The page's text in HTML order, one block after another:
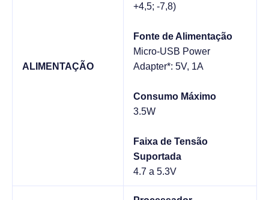
ALIMENTAÇÃO
+4,5; -7,8)
Fonte de Alimentação
Micro-USB Power
Adapter*: 5V, 1A
Consumo Máximo
3.5W
Faixa de Tensão
Suportada
4.7 a 5.3V